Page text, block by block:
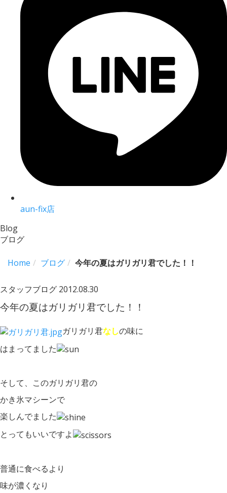
aun-fix店
Blog
ブログ
Home ブログ 今年の夏はガリガリ君でした！！
スタッフブログ 2012.08.30
今年の夏はガリガリ君でした！！
ガリガリ君なしの味に
はまってました
そして、このガリガリ君の
かき氷マシーンで
楽しんでました
とってもいいですよ
普通に食べるより
味が濃くなり